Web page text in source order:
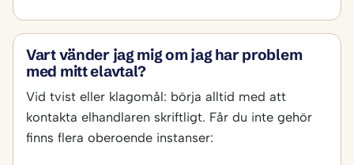
Vart vänder jag mig om jag har problem
med mitt elavtal?
Vid tvist eller klagomål: börja alltid med att
kontakta elhandlaren skriftligt. Får du inte gehör
finns flera oberoende instanser: